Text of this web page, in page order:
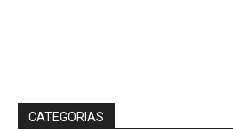
CATEGORIAS